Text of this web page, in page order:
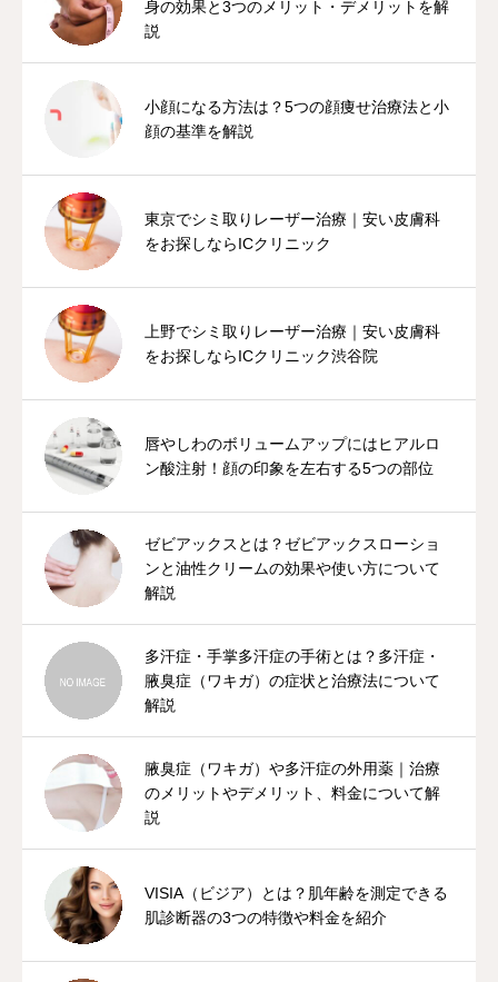
身の効果と3つのメリット・デメリットを解
説
小顔になる方法は？5つの顔痩せ治療法と小
顔の基準を解説
東京でシミ取りレーザー治療｜安い皮膚科
をお探しならICクリニック
上野でシミ取りレーザー治療｜安い皮膚科
をお探しならICクリニック渋谷院
唇やしわのボリュームアップにはヒアルロ
ン酸注射！顔の印象を左右する5つの部位
ゼビアックスとは？ゼビアックスローショ
ンと油性クリームの効果や使い方について
解説
多汗症・手掌多汗症の手術とは？多汗症・
腋臭症（ワキガ）の症状と治療法について
解説
腋臭症（ワキガ）や多汗症の外用薬｜治療
のメリットやデメリット、料金について解
説
VISIA（ビジア）とは？肌年齢を測定できる
肌診断器の3つの特徴や料金を紹介